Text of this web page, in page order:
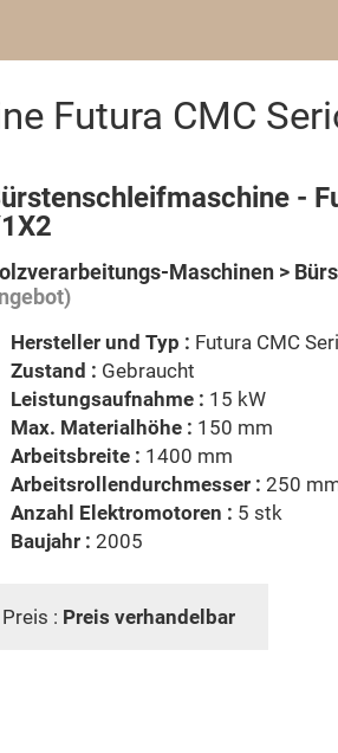
Futura CMC
-
Maschinen >
Hersteller und Typ : Futura CMC
Zustand : Gebraucht
Leistungsaufnahme : 15 kW
Max. Materialhöhe : 150 mm
Arbeitsbreite : 1400 mm
Arbeitsrollendurchmesser : 250
Anzahl Elektromotoren : 5 stk
Baujahr : 2005
Preis : Preis verhandelbar